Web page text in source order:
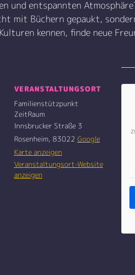
und entspannten
mit Büchern gepaukt,
kennen, finde neue
VERANSTALTUNGSORT
Familienstützpunkt
ZeitRaum
Innsbrucker Straße 3
Rosenheim, 83022 Google
Karte anzeigen
Veranstaltungsort-Website
anzeigen